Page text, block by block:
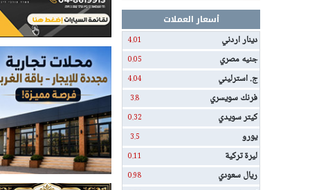
أسعار العملات
دينار اردني
4.01
جنيه مصري 0.05
ج. استرليني 4.04
فرنك سويسري 3.8
كيتر سويدي 0.32
يورو 3.5
ليرة تركية 0.11
ريال سعودي 0.98